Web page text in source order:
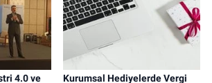
4.0 ve
Kurumsal Hediyelerde Vergi